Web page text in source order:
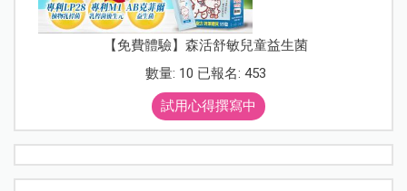
【免費體驗】森活舒敏兒童益生菌
數量: 10 已報名: 453
試用心得撰寫中